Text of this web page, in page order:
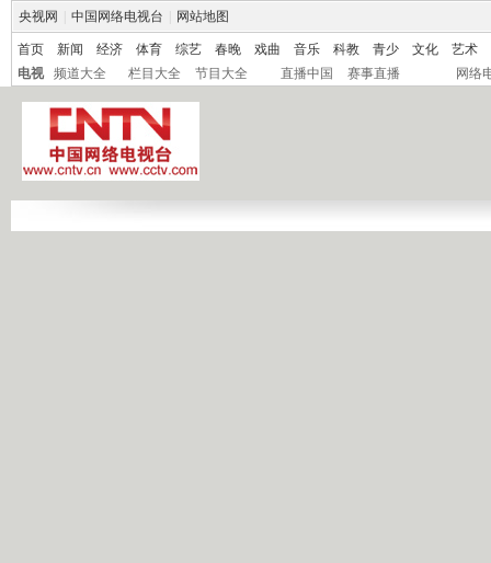
央视网 中国网络电视台 网站地图
首页 新闻 经济 体育 综艺 春晚 戏曲 音乐 科教 青少 文化
艺术
电视
频道大全 栏目大全 节目大全 直播中国 赛事直播 网络